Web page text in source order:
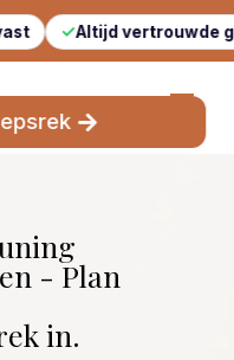
vertrouwde gezichten
- Plan
in.